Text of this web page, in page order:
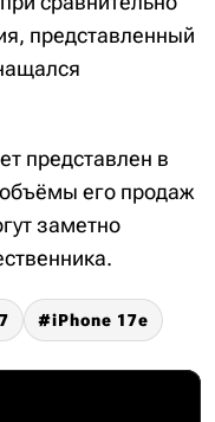
представленный
представлен в
его продаж
заметно
iPhone 17e